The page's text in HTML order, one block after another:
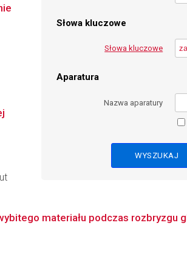
Słowa kluczowe
Słowa kluczowe
Aparatura
Nazwa aparatury
materiału podczas rozbryzgu